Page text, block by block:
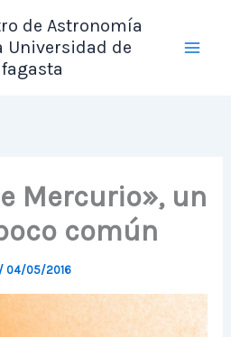
de Astronomía
Universidad de
Mercurio», un
común
/ 04/05/2016